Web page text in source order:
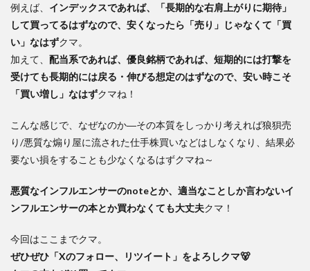
例えば、 インデックスであれば、「長期的な右肩上がりに期待」
して買ってるはずなので、安くなったら「売り」じゃなくて「買
い」なはずクマ。
加えて、 配当系であれば、優良銘柄であれば、短期的には打撃を
受けても長期的には戻る・伸びる想定のはずなので、安い時こそ
「買い増し」なはずクマね！
こんな感じで、なぜなのか―その本質をしっかり考えれば狼狽売
り/悪質な煽り屋に流された仕手株買いなどはしなくなり、結果必
要ない損をすることも少なくなるはずクマね～
悪質なインフルエンサーのnoteとか、適当なことしか言わないイ
ンフルエンサーの本とか買わなくても大丈夫クマ！
今回はここまでクマ。
ぜひぜひ「Xのフォロー、リツイート」をよろしクマ🐻